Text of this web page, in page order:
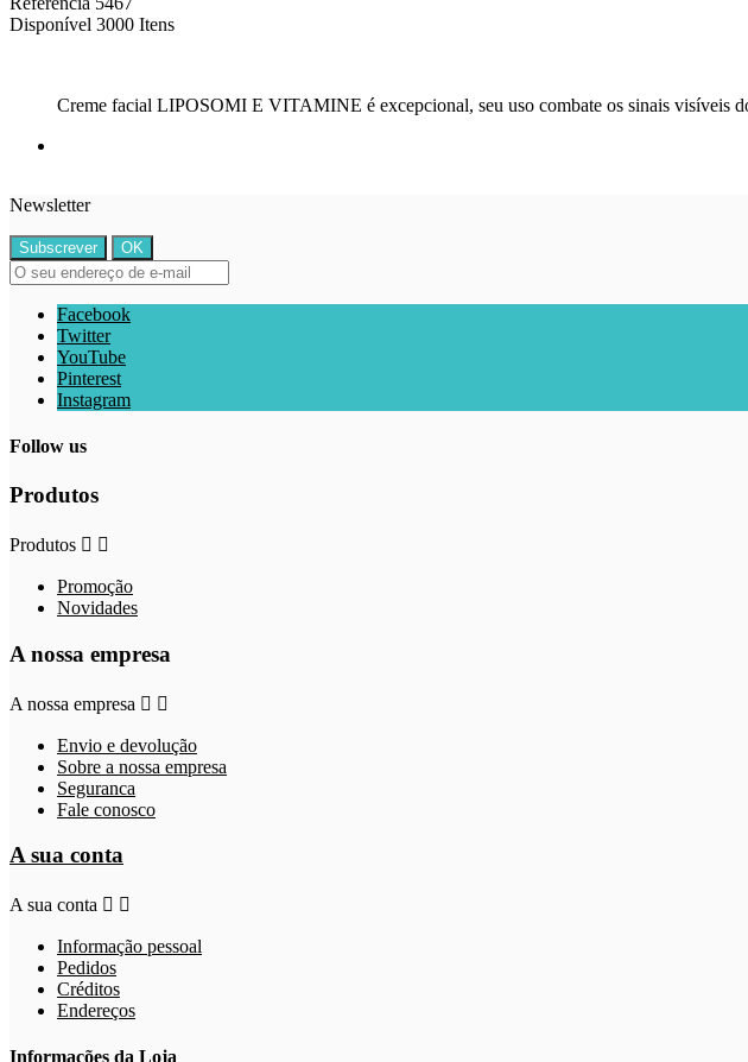
Disponível 3000 Itens
Creme facial LIPOSOMI E VITAMINE é excepcional, seu uso combate os sinais visíveis
Newsletter
Facebook
Twitter
YouTube
Pinterest
Instagram
Follow us
Produtos
Produtos  
Promoção
Novidades
A nossa empresa
A nossa empresa  
Envio e devolução
Sobre a nossa empresa
Seguranca
Fale conosco
A sua conta
A sua conta  
Informação pessoal
Pedidos
Créditos
Endereços
Informações da Loja